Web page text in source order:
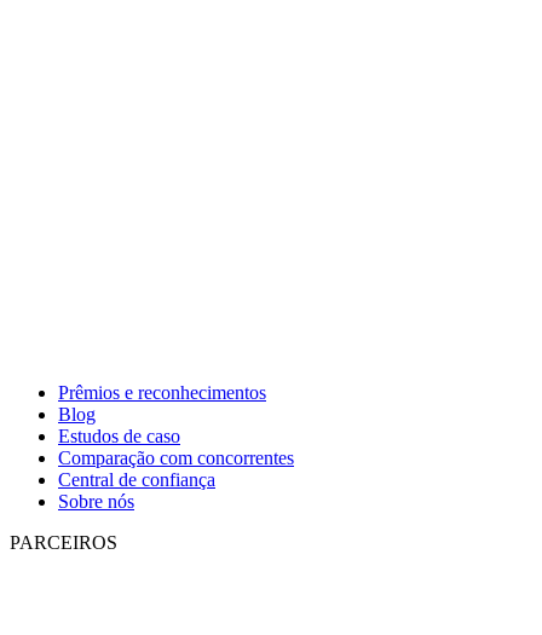
Prêmios e reconhecimentos
Blog
Estudos de caso
Comparação com concorrentes
Central de confiança
Sobre nós
PARCEIROS